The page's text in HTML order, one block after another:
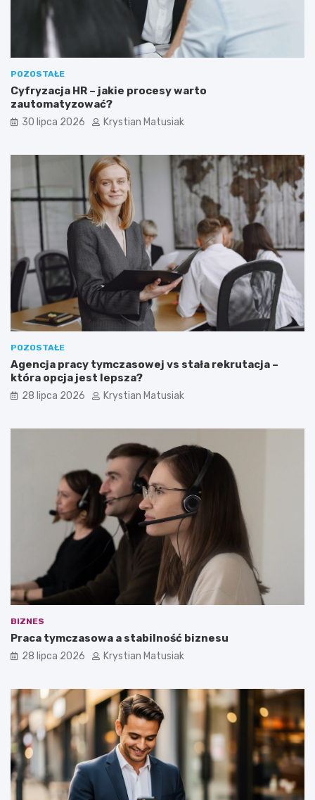
POZOSTAŁE
Cyfryzacja HR – jakie procesy warto
zautomatyzować?
30 lipca 2026 Krystian Matusiak
POZOSTAŁE
Agencja pracy tymczasowej vs stała rekrutacja –
która opcja jest lepsza?
28 lipca 2026 Krystian Matusiak
BIZNES
Praca tymczasowa a stabilność biznesu
28 lipca 2026 Krystian Matusiak